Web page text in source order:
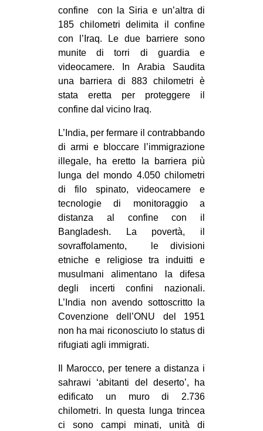
confine con la Siria e un’altra di
185 chilometri delimita il confine
con l’Iraq. Le due barriere sono
munite di torri di guardia e
videocamere. In Arabia Saudita
una barriera di 883 chilometri è
stata eretta per proteggere il
confine dal vicino Iraq.
L’India, per fermare il contrabbando
di armi e bloccare l’immigrazione
illegale, ha eretto la barriera più
lunga del mondo 4.050 chilometri
di filo spinato, videocamere e
tecnologie di monitoraggio a
distanza al confine con il
Bangladesh. La povertà, il
sovraffolamento, le divisioni
etniche e religiose tra induitti e
musulmani alimentano la difesa
degli incerti confini nazionali.
L’India non avendo sottoscritto la
Covenzione dell’ONU del 1951
non ha mai riconosciuto lo status di
rifugiati agli immigrati.
Il Marocco, per tenere a distanza i
sahrawi ‘abitanti del deserto’, ha
edificato un muro di 2.736
chilometri. In questa lunga trincea
ci sono campi minati, unità di